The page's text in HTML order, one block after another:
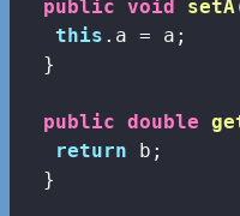
public void setA
this .a = a;
  }
public double
return b;
  }